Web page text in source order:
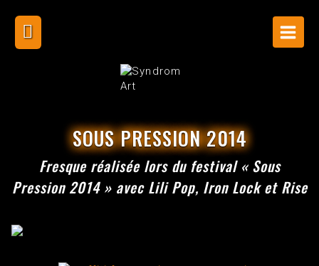
content
SOUS PRESSION 2014
Fresque réalisée lors du festival « Sous
Pression 2014 » avec Lili Pop, Iron Lock et Rise